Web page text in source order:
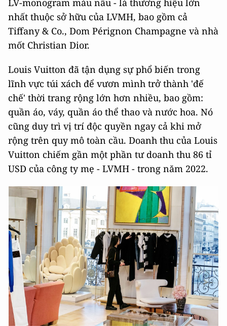
LV-monogram màu nâu - là thương hiệu lớn
nhất thuộc sở hữu của LVMH, bao gồm cả
Tiffany & Co., Dom Pérignon Champagne và nhà
mốt Christian Dior.
Louis Vuitton đã tận dụng sự phổ biến trong
lĩnh vực túi xách để vươn mình trở thành 'đế
chế' thời trang rộng lớn hơn nhiều, bao gồm:
quần áo, váy, quần áo thể thao và nước hoa. Nó
cũng duy trì vị trí độc quyền ngay cả khi mở
rộng trên quy mô toàn cầu. Doanh thu của Louis
Vuitton chiếm gần một phần tư doanh thu 86 tỉ
USD của công ty mẹ - LVMH - trong năm 2022.